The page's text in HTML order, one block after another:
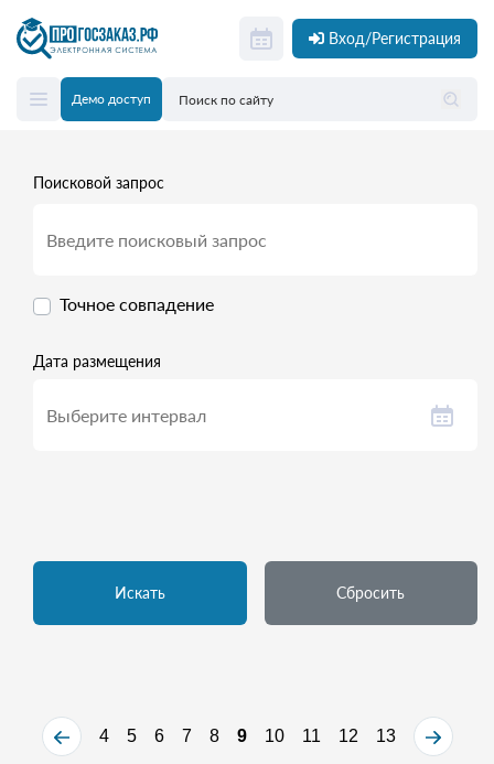
Вход/Регистрация
Демо доступ
Поисковой запрос
Точное совпадение
Дата размещения
Искать Сбросить
4 5 6 7 8 9 10 11 12 13